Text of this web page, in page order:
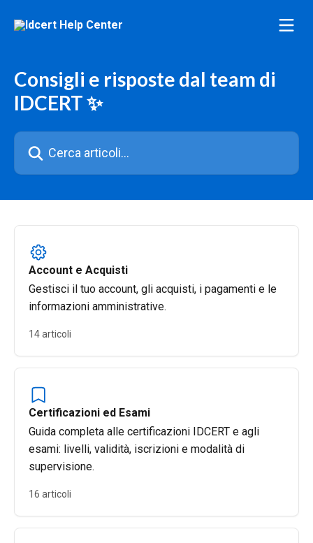
Consigli e risposte dal team di
IDCERT ✨
Cerca articoli…
Account e Acquisti
Gestisci il tuo account, gli acquisti, i pagamenti e le
informazioni amministrative.
14 articoli
Certificazioni ed Esami
Guida completa alle certificazioni IDCERT e agli
esami: livelli, validità, iscrizioni e modalità di
supervisione.
16 articoli